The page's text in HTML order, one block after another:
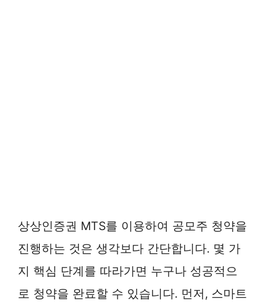
상상인증권 MTS를 이용하여 공모주 청약을
진행하는 것은 생각보다 간단합니다. 몇 가
지 핵심 단계를 따라가면 누구나 성공적으
로 청약을 완료할 수 있습니다. 먼저, 스마트